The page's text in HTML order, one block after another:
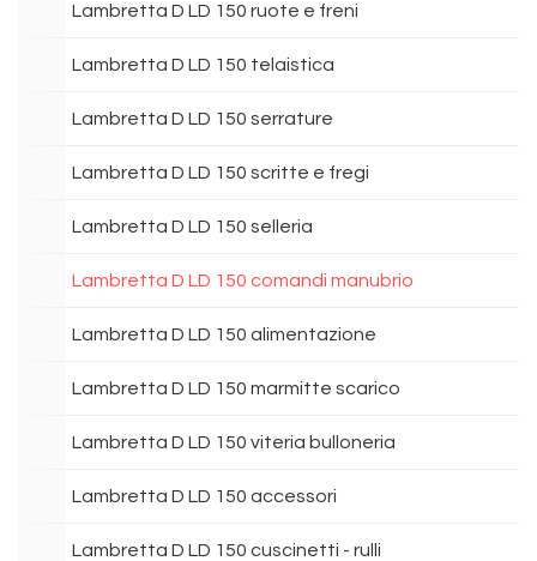
Lambretta D LD 150 ruote e freni
Lambretta D LD 150 telaistica
Lambretta D LD 150 serrature
Lambretta D LD 150 scritte e fregi
Lambretta D LD 150 selleria
Lambretta D LD 150 comandi manubrio
Lambretta D LD 150 alimentazione
Lambretta D LD 150 marmitte scarico
Lambretta D LD 150 viteria bulloneria
Lambretta D LD 150 accessori
Lambretta D LD 150 cuscinetti - rulli